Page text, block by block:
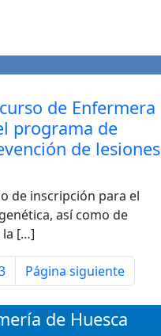
de Enfermera
programa de
de lesiones
de inscripción para el
así como de
la […]
Página siguiente
de Huesca